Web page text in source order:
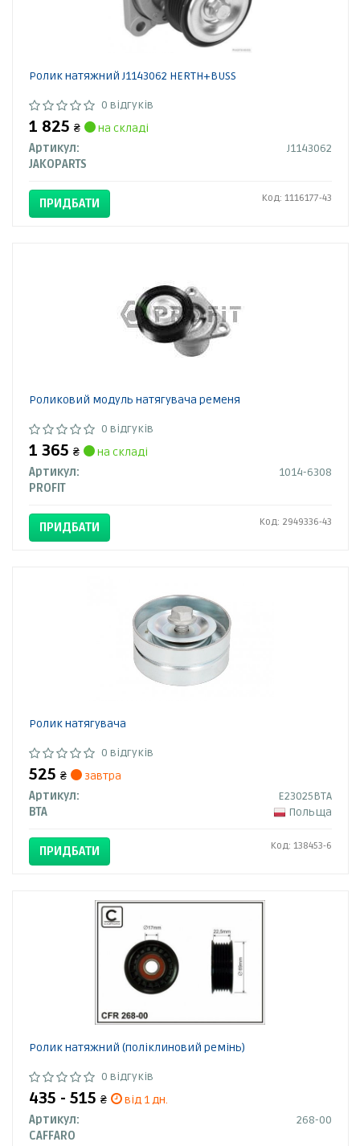
Ролик натяжний J1143062 HERTH+BUSS
0 відгуків
1 825 ₴
на складі
Артикул:
J1143062
JAKOPARTS
ПРИДБАТИ Код: 1116177-43
Роликовий модуль натягувача ременя
0 відгуків
1 365 ₴
на складі
Артикул:
1014-6308
PROFIT
ПРИДБАТИ Код: 2949336-43
Ролик натягувача
0 відгуків
525 ₴
завтра
Артикул:
E23025BTA
BTA
Польща
ПРИДБАТИ Код: 138453-6
Ролик натяжний (поліклиновий ремінь)
0 відгуків
435 - 515 ₴
від 1 дн.
Артикул:
268-00
CAFFARO